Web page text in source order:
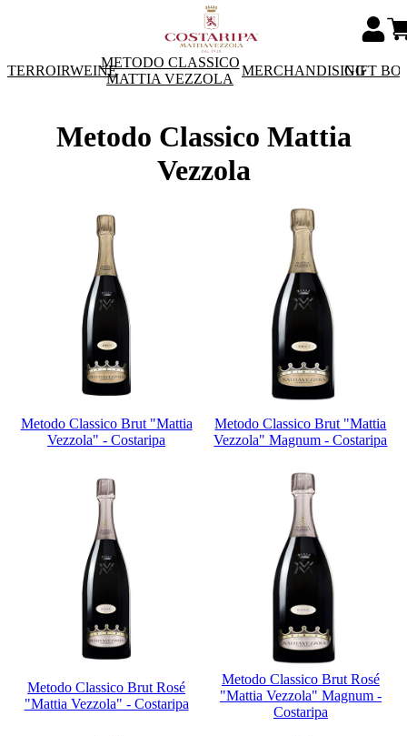
TERROIRWEINE
METODO CLASSICO
MATTIA VEZZOLA
MERCHANDISING
GIFT
Metodo Classico Mattia
Vezzola
Metodo Classico Brut "Mattia
Vezzola" - Costaripa
Metodo Classico Brut "Mattia
Vezzola" Magnum - Costaripa
Metodo Classico Brut Rosé
"Mattia Vezzola" - Costaripa
Metodo Classico Brut Rosé
"Mattia Vezzola" Magnum -
Costaripa